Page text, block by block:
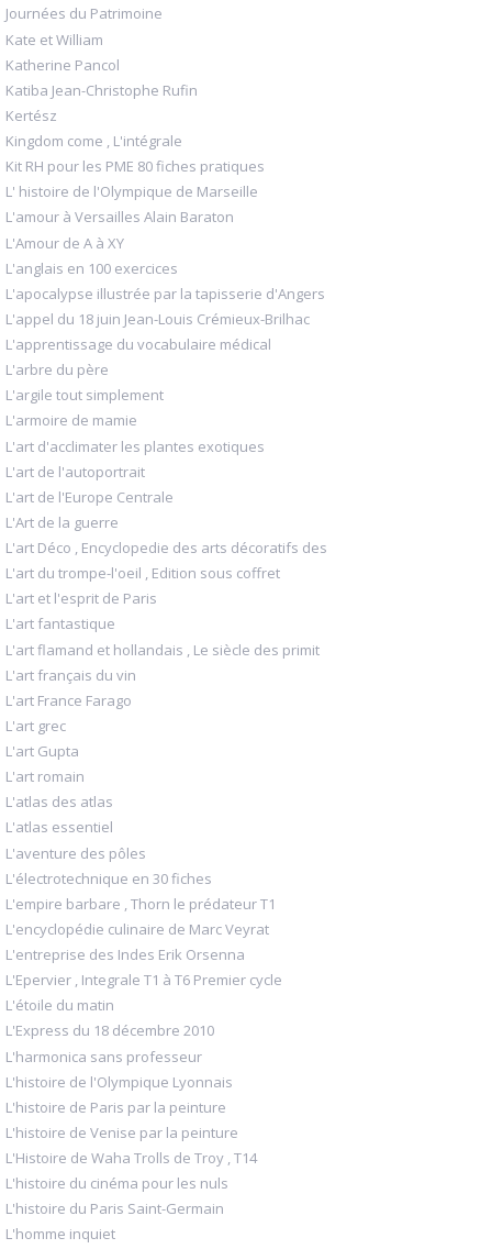
Journées du Patrimoine
Kate et William
Katherine Pancol
Katiba Jean-Christophe Rufin
Kertész
Kingdom come , L'intégrale
Kit RH pour les PME 80 fiches pratiques
L' histoire de l'Olympique de Marseille
L'amour à Versailles Alain Baraton
L'Amour de A à XY
L'anglais en 100 exercices
L'apocalypse illustrée par la tapisserie d'Angers
L'appel du 18 juin Jean-Louis Crémieux-Brilhac
L'apprentissage du vocabulaire médical
L'arbre du père
L'argile tout simplement
L'armoire de mamie
L'art d'acclimater les plantes exotiques
L'art de l'autoportrait
L'art de l'Europe Centrale
L'Art de la guerre
L'art Déco , Encyclopedie des arts décoratifs des
L'art du trompe-l'oeil , Edition sous coffret
L'art et l'esprit de Paris
L'art fantastique
L'art flamand et hollandais , Le siècle des primit
L'art français du vin
L'art France Farago
L'art grec
L'art Gupta
L'art romain
L'atlas des atlas
L'atlas essentiel
L'aventure des pôles
L'électrotechnique en 30 fiches
L'empire barbare , Thorn le prédateur T1
L'encyclopédie culinaire de Marc Veyrat
L'entreprise des Indes Erik Orsenna
L'Epervier , Integrale T1 à T6 Premier cycle
L'étoile du matin
L'Express du 18 décembre 2010
L'harmonica sans professeur
L'histoire de l'Olympique Lyonnais
L'histoire de Paris par la peinture
L'histoire de Venise par la peinture
L'Histoire de Waha Trolls de Troy , T14
L'histoire du cinéma pour les nuls
L'histoire du Paris Saint-Germain
L'homme inquiet